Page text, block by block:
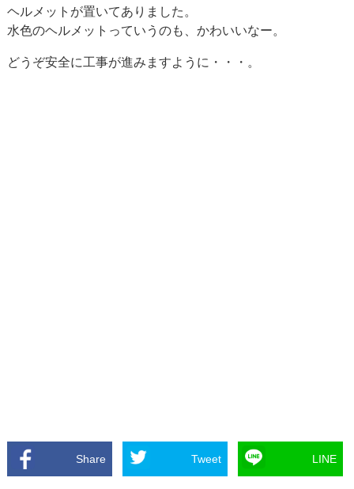
ヘルメットが置いてありました。
水色のヘルメットっていうのも、かわいいなー。
どうぞ安全に工事が進みますように・・・。
Share Tweet LINE